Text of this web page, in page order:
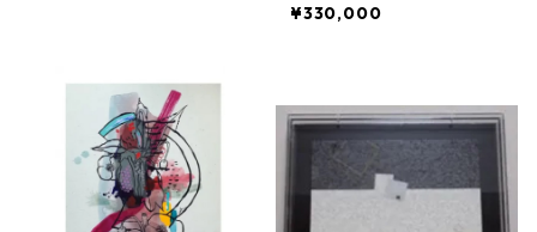
¥330,000